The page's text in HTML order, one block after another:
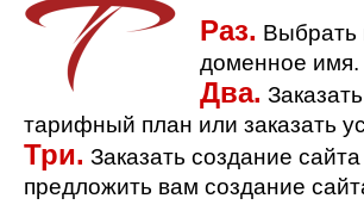
Раз. Выбрать
доменное имя.
Два.
тарифный план или заказать
Три. Заказать создание
предложить вам создание